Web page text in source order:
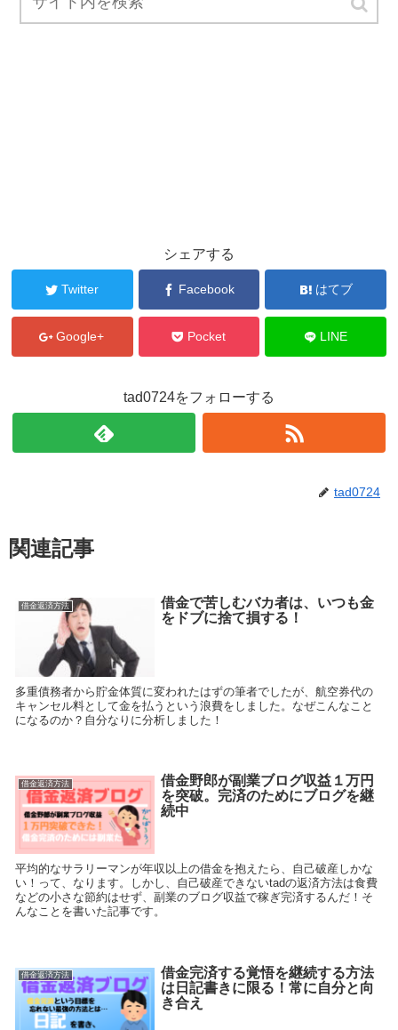
シェアする
Twitter Facebook はてブ
Google+ Pocket LINE
tad0724をフォローする
tad0724
関連記事
借金返済方法
借金で苦しむバカ者は、いつも金
をドブに捨て損する！
多重債務者から貯金体質に変われたはずの筆者でしたが、航空券代の
キャンセル料として金を払うという浪費をしました。なぜこんなこと
になるのか？自分なりに分析しました！
借金返済方法
借金野郎が副業ブログ収益１万円
を突破。完済のためにブログを継
続中
平均的なサラリーマンが年収以上の借金を抱えたら、自己破産しかな
い！って、なります。しかし、自己破産できないtadの返済方法は食費
などの小さな節約はせず、副業のブログ収益で稼ぎ完済するんだ！そ
んなことを書いた記事です。
借金返済方法
借金完済する覚悟を継続する方法
は日記書きに限る！常に自分と向
き合え